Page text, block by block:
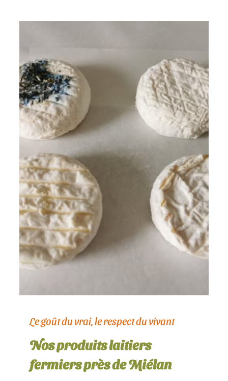
Le goût du vrai, le respect du vivant
Nos produits laitiers
fermiers près de Miélan